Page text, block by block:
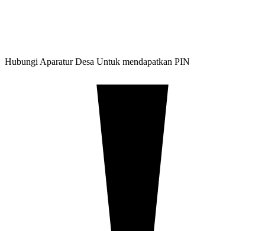
Hubungi Aparatur Desa Untuk mendapatkan PIN